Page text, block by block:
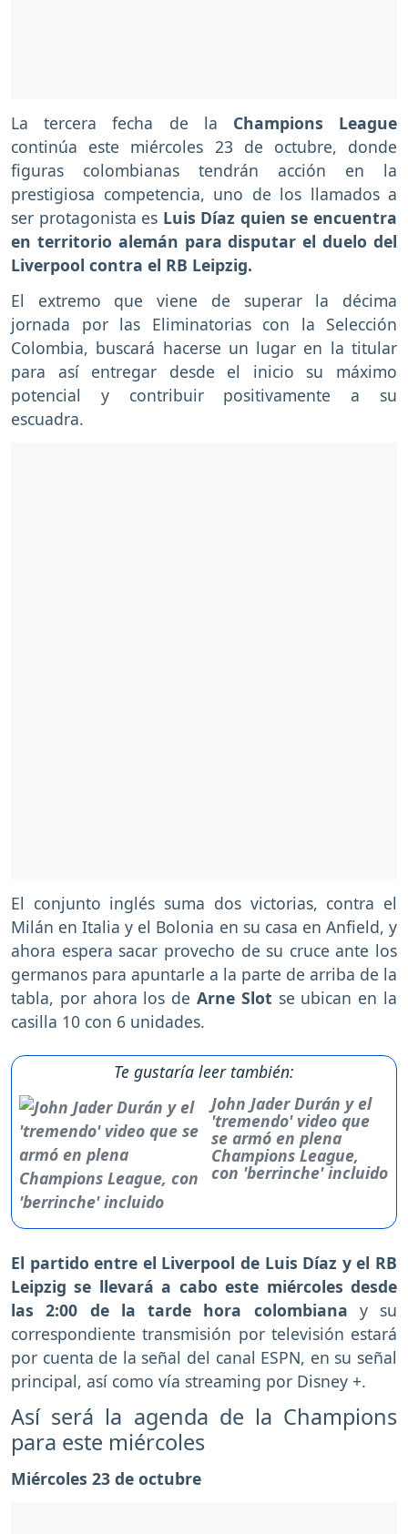
La tercera fecha de la Champions League
continúa este miércoles 23 de octubre, donde
figuras colombianas tendrán acción en la
prestigiosa competencia, uno de los llamados a
ser protagonista es Luis Díaz quien se encuentra
en territorio alemán para disputar el duelo del
Liverpool contra el RB Leipzig.
El extremo que viene de superar la décima
jornada por las Eliminatorias con la Selección
Colombia, buscará hacerse un lugar en la titular
para así entregar desde el inicio su máximo
potencial y contribuir positivamente a su
escuadra.
El conjunto inglés suma dos victorias, contra el
Milán en Italia y el Bolonia en su casa en Anfield, y
ahora espera sacar provecho de su cruce ante los
germanos para apuntarle a la parte de arriba de la
tabla, por ahora los de Arne Slot se ubican en la
casilla 10 con 6 unidades.
Te gustaría leer también:
John Jader Durán y el
'tremendo' video que
se armó en plena
Champions League,
con 'berrinche' incluido
El partido entre el Liverpool de Luis Díaz y el RB
Leipzig se llevará a cabo este miércoles desde
las 2:00 de la tarde hora colombiana y su
correspondiente transmisión por televisión estará
por cuenta de la señal del canal ESPN, en su señal
principal, así como vía streaming por Disney +.
Así será la agenda de la Champions
para este miércoles
Miércoles 23 de octubre